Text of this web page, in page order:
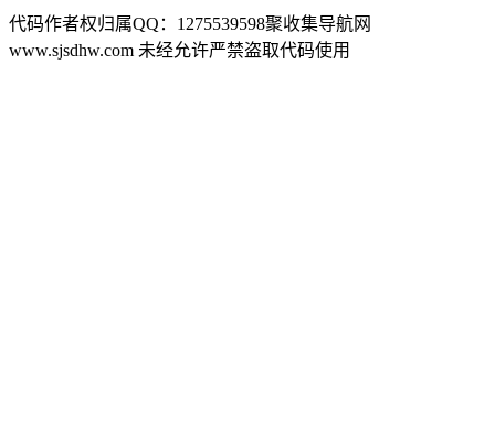
代码作者权归属QQ：1275539598聚收集导航网
www.sjsdhw.com 未经允许严禁盗取代码使用